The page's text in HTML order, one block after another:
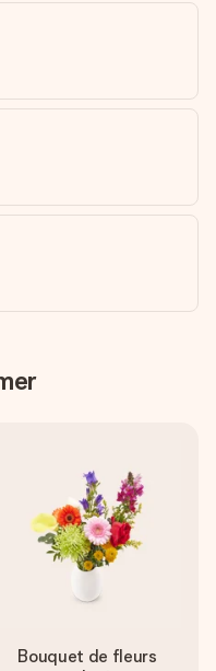
Bouquet de fleurs